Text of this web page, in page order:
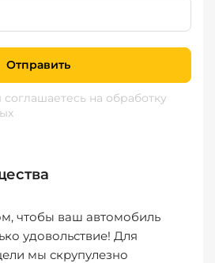
Отправить
на обработку
чтобы ваш автомобиль
удовольствие! Для
мы скрупулезно